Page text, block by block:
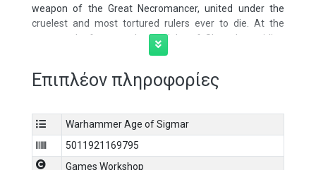
weapon of the Great Necromancer, united under the
cruelest and most tortured rulers ever to die. At the
command of a wretched Knight of Shrouds, swirling
hordes of vicious Chainrasps drag down enemies for the
Spirit Hosts of damned souls turn blood to ice with a
Επιπλέον πληροφορίες
Warhammer Age of Sigmar
5011921169795
Games Workshop